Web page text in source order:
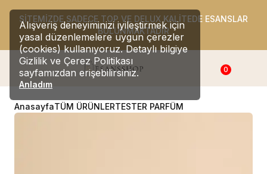
Alışveriş deneyiminizi iyileştirmek için
yasal düzenlemelere uygun çerezler
(cookies) kullanıyoruz. Detaylı bilgiye
Gizlilik ve Çerez Politikası
sayfamızdan erişebilirsiniz.
Anladım
SİTEMİZDE SADECE TOP VE DELUX KALİTEDE ESANSLAR
BULUNMAKTADIR
0
AnasayfaTÜM ÜRÜNLERTESTER PARFÜM